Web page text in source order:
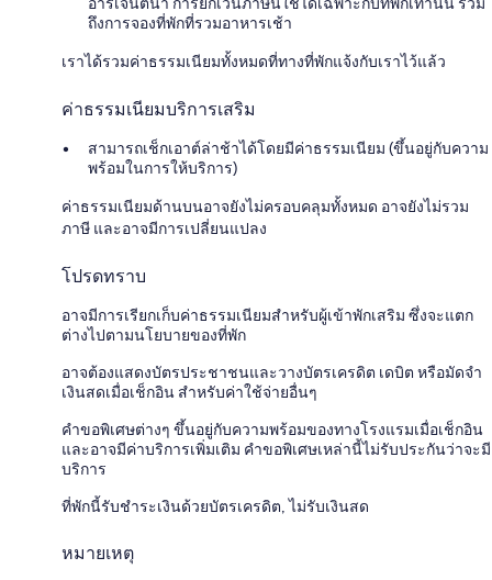
ถึงการจองที่พักที่รวมอาหารเช้า
เราได้รวมค่าธรรมเนียมทั้งหมดที่ทางที่พักแจ้งกับเราไว้แล้ว
ค่าธรรมเนียมบริการเสริม
สามารถเช็กเอาต์ล่าช้าได้โดยมีค่าธรรมเนียม (ขึ้นอยู่กับความ
พร้อมในการให้บริการ)
ค่าธรรมเนียมด้านบนอาจยังไม่ครอบคลุมทั้งหมด อาจยังไม่รวม
ภาษี และอาจมีการเปลี่ยนแปลง
โปรดทราบ
อาจมีการเรียกเก็บค่าธรรมเนียมสำหรับผู้เข้าพักเสริม ซึ่งจะแตก
ต่างไปตามนโยบายของที่พัก
อาจต้องแสดงบัตรประชาชนและวางบัตรเครดิต เดบิต หรือมัดจำ
เงินสดเมื่อเช็กอิน สำหรับค่าใช้จ่ายอื่นๆ
คำขอพิเศษต่างๆ ขึ้นอยู่กับความพร้อมของทางโรงแรมเมื่อเช็กอิน
และอาจมีค่าบริการเพิ่มเติม คำขอพิเศษเหล่านี้ไม่รับประกันว่าจะมี
บริการ
ที่พักนี้รับชำระเงินด้วยบัตรเครดิต, ไม่รับเงินสด
หมายเหตุ